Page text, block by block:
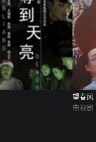
望春风
电视剧